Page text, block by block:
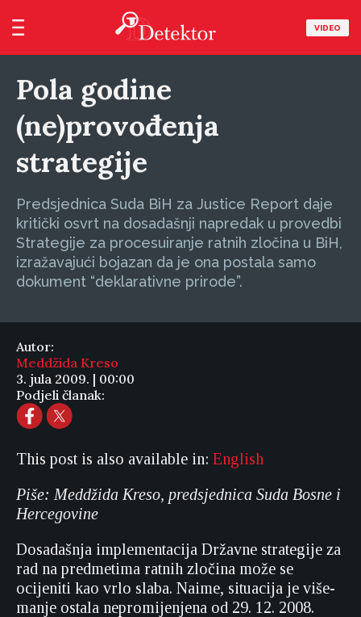
VIDEO
Pola godine
(ne)provođenja
strategije
Predsjednica Suda BiH za Justice Report daje
kritički osvrt na dosadašnji napredak u provedbi
Strategije za procesuiranje ratnih zločina u BiH,
izražavajući bojazan da je ona postala samo
dokument “deklarativne prirode”.
Autor:
Meddžida Kreso
3. jula 2009. | 00:00
Podjeli članak:
This post is also available in: English
Piše: Meddžida Kreso, predsjednica Suda Bosne i
Hercegovine
Dosadašnja implementacija Državne strategije za
rad na predmetima ratnih zločina može se
ocijeniti kao vrlo slaba. Naime, situacija je više-
manje ostala nepromijenjena od 29. 12. 2008.